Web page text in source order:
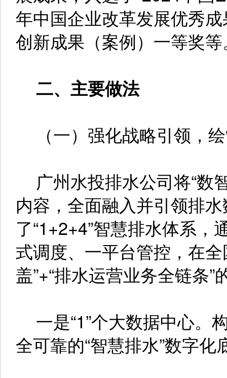
年中国企业改革发展优秀
创新成果（案例）一等奖
二、主要做法
（一）强化战略引领，
广州水投排水公司将“数
内容，全面融入并引领排
了“1+2+4”智慧排水体系
式调度、一平台管控，在
盖”+“排水运营业务全链条
一是“1”个大数据中心。
全可靠的“智慧排水”数字化